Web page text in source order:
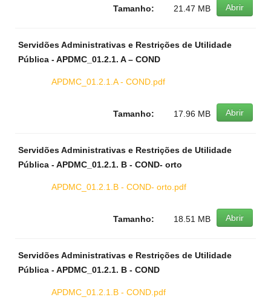
Abrir
Tamanho: 21.47 MB
Servidões Administrativas e Restrições de Utilidade
Pública - APDMC_01.2.1. A – COND
APDMC_01.2.1.A - COND.pdf
Abrir
Tamanho: 17.96 MB
Servidões Administrativas e Restrições de Utilidade
Pública - APDMC_01.2.1. B - COND- orto
APDMC_01.2.1.B - COND- orto.pdf
Abrir
Tamanho: 18.51 MB
Servidões Administrativas e Restrições de Utilidade
Pública - APDMC_01.2.1. B - COND
APDMC_01.2.1.B - COND.pdf